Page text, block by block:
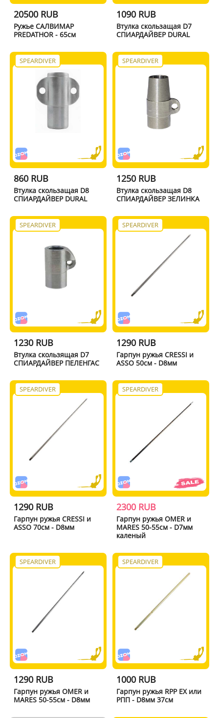
20500 RUB
Ружье САЛВИМАР
PREDATHOR - 65см
1090 RUB
Втулка скользащая D7
СПИАРДАЙВЕР DURAL
SPEARDIVER
860 RUB
Втулка скользащая D8
СПИАРДАЙВЕР DURAL
SPEARDIVER
1250 RUB
Втулка скользащая D8
СПИАРДАЙВЕР ЗЕЛИНКА
SPEARDIVER
1230 RUB
Втулка скользящая D7
СПИАРДАЙВЕР ПЕЛЕНГАС
SPEARDIVER
1290 RUB
Гарпун ружья CRESSI и
ASSO 50см - D8мм
SPEARDIVER
1290 RUB
Гарпун ружья CRESSI и
ASSO 70см - D8мм
SPEARDIVER
2300 RUB
Гарпун ружья OMER и
MARES 50-55см - D7мм
каленый
SPEARDIVER
1290 RUB
Гарпун ружья OMER и
MARES 50-55см - D8мм
SPEARDIVER
1000 RUB
Гарпун ружья RPP EX или
РПП - D8мм 37см